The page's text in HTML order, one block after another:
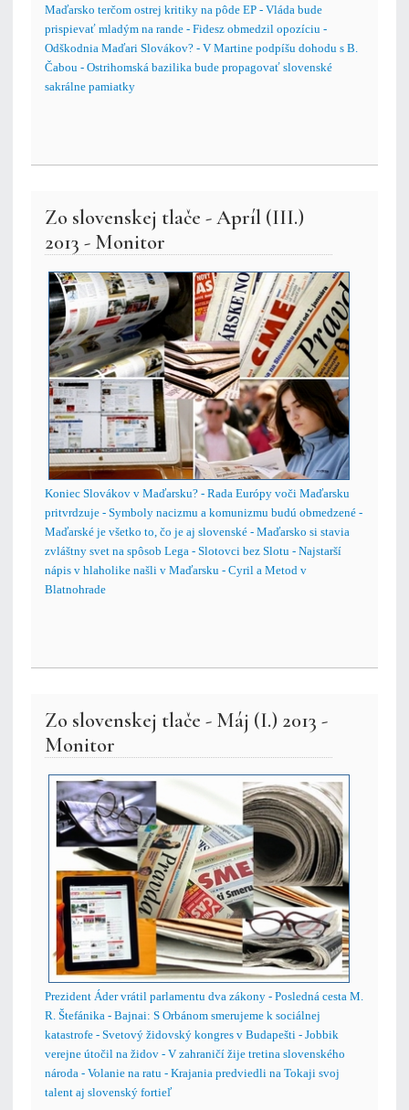
Maďarsko terčom ostrej kritiky na pôde EP - Vláda bude
prispievať mladým na rande - Fidesz obmedzil opozíciu -
Odškodnia Maďari Slovákov? - V Martine podpíšu dohodu s B.
Čabou - Ostrihomská bazilika bude propagovať slovenské
sakrálne pamiatky
Zo slovenskej tlače - Apríl (III.)
2013 - Monitor
Koniec Slovákov v Maďarsku? - Rada Európy voči Maďarsku
pritvrdzuje - Symboly nacizmu a komunizmu budú obmedzené -
Maďarské je všetko to, čo je aj slovenské - Maďarsko si stavia
zvláštny svet na spôsob Lega - Slotovci bez Slotu - Najstarší
nápis v hlaholike našli v Maďarsku - Cyril a Metod v
Blatnohrade
Zo slovenskej tlače - Máj (I.) 2013 -
Monitor
Prezident Áder vrátil parlamentu dva zákony - Posledná cesta M.
R. Štefánika - Bajnai: S Orbánom smerujeme k sociálnej
katastrofe - Svetový židovský kongres v Budapešti - Jobbik
verejne útočil na židov - V zahraničí žije tretina slovenského
národa - Volanie na ratu - Krajania predviedli na Tokaji svoj
talent aj slovenský fortieľ